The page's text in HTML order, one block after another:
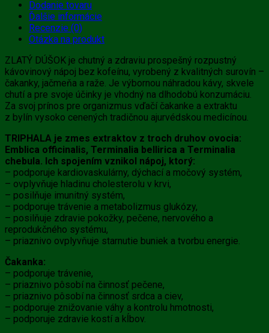
Dodanie tovaru
Ďalšie informácie
Recenzie (0)
Otázka na produkt
ZLATÝ DÚŠOK je chutný a zdraviu prospešný rozpustný
kávovinový nápoj bez kofeínu, vyrobený z kvalitných surovín –
čakanky, jačmeňa a raže. Je výbornou náhradou kávy, skvele
chutí a pre svoje účinky je vhodný na dlhodobú konzumáciu.
Za svoj prínos pre organizmus vďačí čakanke a extraktu
z bylín vysoko cenených tradičnou ajurvédskou medicínou.
TRIPHALA je zmes extraktov z troch druhov ovocia:
Emblica officinalis, Terminalia bellirica a Terminalia
chebula. Ich spojením vznikol nápoj, ktorý:
– podporuje kardiovaskulárny, dýchací a močový systém,
– ovplyvňuje hladinu cholesterolu v krvi,
– posilňuje imunitný systém,
– podporuje trávenie a metabolizmus glukózy,
– posilňuje zdravie pokožky, pečene, nervového a
reprodukčného systému,
– priaznivo ovplyvňuje starnutie buniek a tvorbu energie.
Čakanka:
– podporuje trávenie,
– priaznivo pôsobí na činnosť pečene,
– priaznivo pôsobí na činnosť srdca a ciev,
– podporuje znižovanie váhy a kontrolu hmotnosti,
– podporuje zdravie kostí a kĺbov.